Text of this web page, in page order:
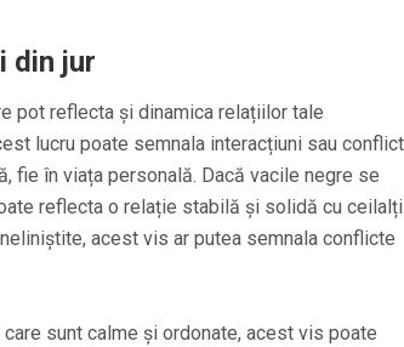
din jur
pot reflecta și dinamica relațiilor tale
lucru poate semnala interacțiuni sau
fie în viața personală. Dacă vacile negre se
reflecta o relație stabilă și solidă cu ceilalți.
acest vis ar putea semnala conflicte
sunt calme și ordonate, acest vis poate